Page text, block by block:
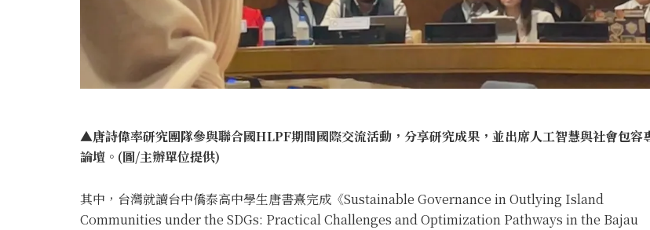
▲唐詩偉率研究團隊參與聯合國HLPF期間國際交流活動，分享研究成果，並出席人工智慧與社會包容
論壇。(圖/主辦單位提供)
其中，台灣就讀台中僑泰高中學生唐書熹完成《Sustainable Governance in Outlying Island
Communities under the SDGs: Practical Challenges and Optimization Pathways in the Bajau